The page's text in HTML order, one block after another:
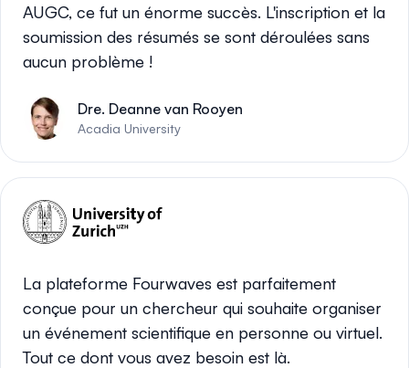
AUGC, ce fut un énorme succès. L'inscription et la
soumission des résumés se sont déroulées sans
aucun problème !
Dre. Deanne van Rooyen
Acadia University
La plateforme Fourwaves est parfaitement
conçue pour un chercheur qui souhaite organiser
un événement scientifique en personne ou virtuel.
Tout ce dont vous avez besoin est là.